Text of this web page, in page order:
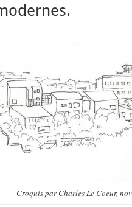
Croquis par Charles Le Coeur,